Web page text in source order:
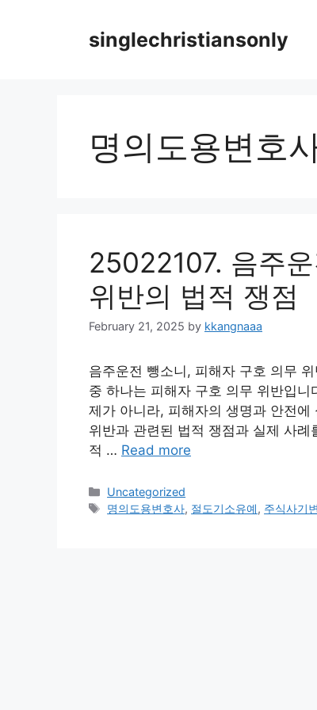
singlechristiansonly
명의도용변호
25022107. 음주
위반의 법적 쟁점
February 21, 2025 by kkangnaaa
음주운전 뺑소니, 피해자 구호 의무
중 하나는 피해자 구호 의무 위반입
제가 아니라, 피해자의 생명과 안전
위반과 관련된 법적 쟁점과 실제 사
적 … Read more
Categories
Uncategorized
Tags
명의도용변호사, 절도기소유예, 주식사기